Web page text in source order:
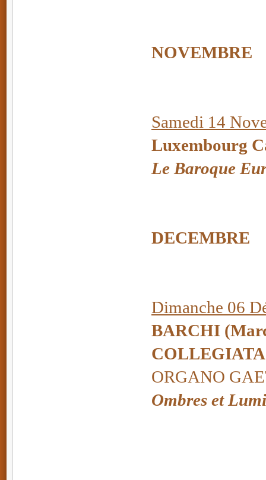
NOVEMBRE
Samedi 14
Luxembourg
Le Baroque
DECEMBRE
Dimanche 06
BARCHI
ORGANO
Ombres et